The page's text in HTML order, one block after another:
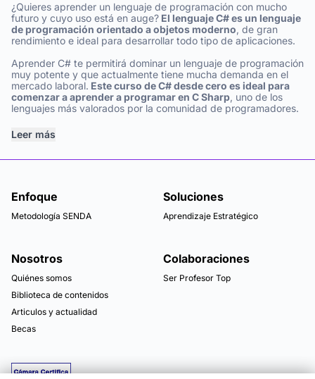
¿Quieres aprender un lenguaje de programación con mucho
futuro y cuyo uso está en auge? El lenguaje C# es un lenguaje
de programación orientado a objetos moderno, de gran
rendimiento e ideal para desarrollar todo tipo de aplicaciones.
Aprender C# te permitirá dominar un lenguaje de programación
muy potente y que actualmente tiene mucha demanda en el
mercado laboral. Este curso de C# desde cero es ideal para
comenzar a aprender a programar en C Sharp, uno de los
lenguajes más valorados por la comunidad de programadores.
Leer más
Enfoque
Metodología SENDA
Soluciones
Aprendizaje Estratégico
Nosotros
Quiénes somos
Biblioteca de contenidos
Articulos y actualidad
Becas
Colaboraciones
Ser Profesor Top